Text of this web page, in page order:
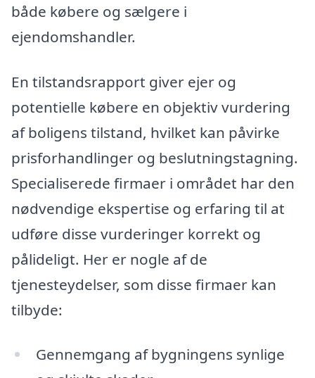
både købere og sælgere i
ejendomshandler.
En tilstandsrapport giver ejer og
potentielle købere en objektiv vurdering
af boligens tilstand, hvilket kan påvirke
prisforhandlinger og beslutningstagning.
Specialiserede firmaer i området har den
nødvendige ekspertise og erfaring til at
udføre disse vurderinger korrekt og
pålideligt. Her er nogle af de
tjenesteydelser, som disse firmaer kan
tilbyde:
Gennemgang af bygningens synlige